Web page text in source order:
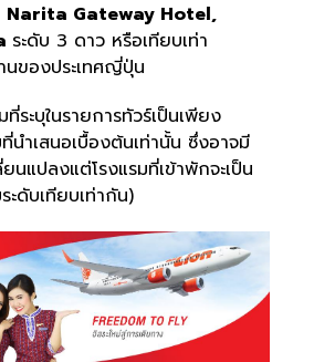
Narita Gateway Hotel,
ระดับ 3 ดาว หรือเทียบเท่า
นของประเทศญี่ปุ่น
ที่ระบุในรายการทัวร์เป็นเพียง
นำเสนอเบื้องต้นเท่านั้น ซึ่งอาจมี
ยนแปลงแต่โรงแรมที่เข้าพักจะเป็น
ะดับเทียบเท่ากัน)